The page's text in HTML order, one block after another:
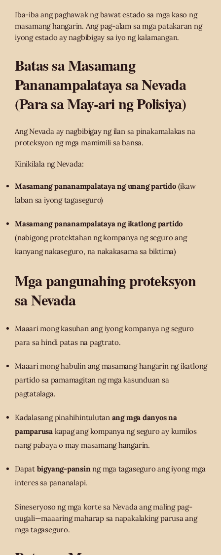
Iba-iba ang paghawak ng bawat estado sa mga kaso ng
masamang hangarin. Ang pag-alam sa mga patakaran ng
iyong estado ay nagbibigay sa iyo ng kalamangan.
Batas sa Masamang
Pananampalataya sa Nevada
(Para sa May-ari ng Polisiya)
Ang Nevada ay nagbibigay ng ilan sa pinakamalakas na
proteksyon ng mga mamimili sa bansa.
Kinikilala ng Nevada:
Masamang pananampalataya ng unang partido(ikaw
laban sa iyong tagaseguro)
Masamang pananampalataya ng ikatlong partido
(nabigong protektahan ng kompanya ng seguro ang
kanyang nakaseguro, na nakakasama sa biktima)
Mga pangunahing proteksyon
sa Nevada
Maaari mong kasuhan ang iyong kompanya ng seguro
para sa hindi patas na pagtrato.
Maaari mong habulin ang masamang hangarin ng ikatlong
partido sa pamamagitan ng mga kasunduan sa
pagtatalaga.
Kadalasang pinahihintulutan ang mga danyos na
pamparusakapag ang kompanya ng seguro ay kumilos
nang pabaya o may masamang hangarin.
Dapat bigyang-pansinng mga tagaseguro ang iyong mga
interes sa pananalapi.
Sineseryoso ng mga korte sa Nevada ang maling pag-
uugali—maaaring maharap sa napakalaking parusa ang
mga tagaseguro.